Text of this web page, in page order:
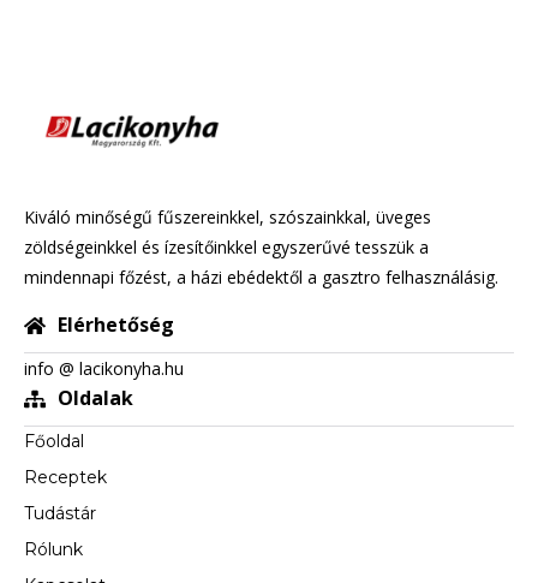
Kiváló minőségű fűszereinkkel, szószainkkal, üveges
zöldségeinkkel és ízesítőinkkel egyszerűvé tesszük a
mindennapi főzést, a házi ebédektől a gasztro felhasználásig.
Elérhetőség
info @ lacikonyha.hu
Oldalak
Főoldal
Receptek
Tudástár
Rólunk